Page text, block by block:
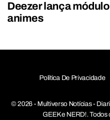
Deezer lança
animes
Política De Privacidade
© 2026 - Multiverso Notícias -
GEEK e NERD!.